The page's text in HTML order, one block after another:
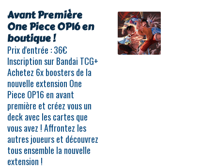
Avant Première
One Piece OP16 en
boutique !
Prix d'entrée : 36€
Inscription sur Bandai TCG+
Achetez 6x boosters de la
nouvelle extension One
Piece OP16 en avant
première et créez vous un
deck avec les cartes que
vous avez ! Affrontez les
autres joueurs et découvrez
tous ensemble la nouvelle
extension !